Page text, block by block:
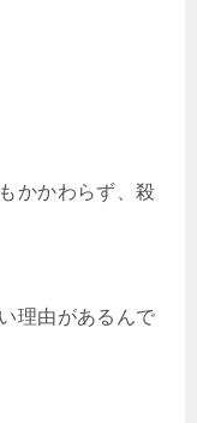
かかわらず、殺
理由があるんで